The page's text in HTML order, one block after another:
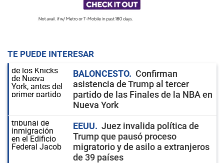
TE PUEDE INTERESAR
BALONCESTO
Confirman
asistencia de Trump al tercer
partido de las Finales de la NBA en
Nueva York
EEUU
Juez invalida política de
Trump que pausó proceso
migratorio y de asilo a extranjeros
de 39 países